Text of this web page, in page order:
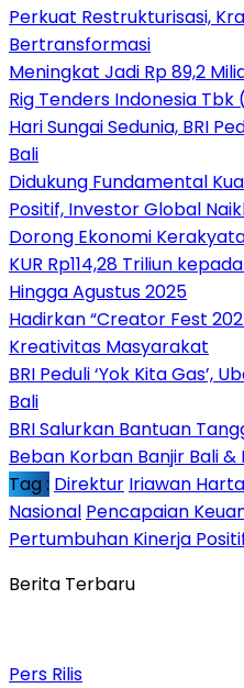
Perkuat Restrukturisasi,
Bertransformasi
Meningkat Jadi Rp 89,2
Rig Tenders Indonesia Tbk
Hari Sungai Sedunia, BRI
Bali
Didukung Fundamental
Positif, Investor Global
Dorong Ekonomi
KUR Rp114,28 Triliun
Hingga Agustus 2025
Hadirkan “Creator Fest
Kreativitas Masyarakat
BRI Peduli ‘Yok Kita Gas’,
Bali
BRI Salurkan Bantuan
Beban Korban Banjir Bali &
Tag : Direktur Iriawan
Nasional Pencapaian
Pertumbuhan Kinerja
Berita Terbaru
Pers Rilis